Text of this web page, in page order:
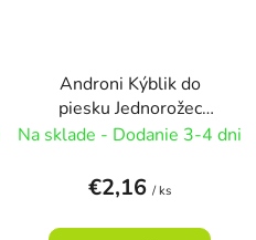
Androni Kýblik do
piesku Jednorožec
ružový 17x16cm
Na sklade - Dodanie 3-4 dni
€2,16 / ks